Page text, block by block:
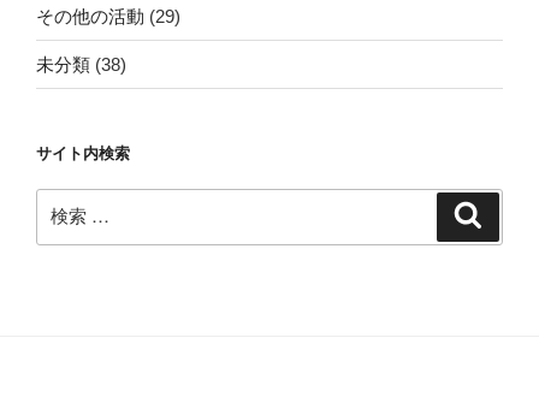
その他の活動 (29)
未分類 (38)
サイト内検索
索: